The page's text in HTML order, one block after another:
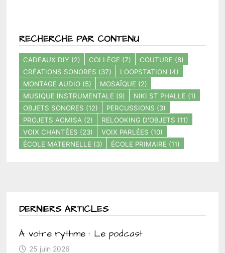
RECHERCHE PAR CONTENU
CADEAUX DIY (2) COLLÈGE (7) COUTURE (8)
CRÉATIONS SONORES (37) LOOPSTATION (4)
MONTAGE AUDIO (5) MOSAÏQUE (2)
MUSIQUE INSTRUMENTALE (9) NIKI ST PHALLE (1)
OBJETS SONORES (12) PERCUSSIONS (3)
PROJETS ACMISA (2) RELOOKING D'OBJETS (11)
VOIX CHANTÉES (23) VOIX PARLÉES (10)
ÉCOLE MATERNELLE (3) ÉCOLE PRIMAIRE (11)
DERNIERS ARTICLES
À votre rythme : Le podcast
25 juin 2026